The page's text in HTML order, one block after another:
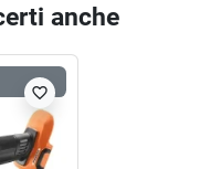
anche
favorite_border